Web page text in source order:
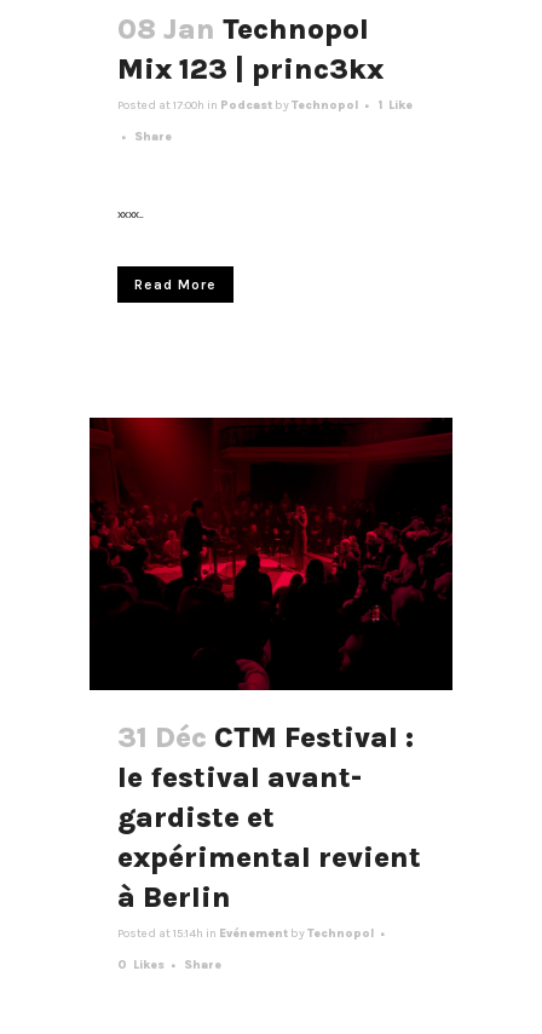
08 Jan Technopol
Mix 123 | princ3kx
Posted at 17:00h in Podcast byTechnopol 1 Like
Share
xxxx...
Read More
31 Déc CTM Festival :
le festival avant-
gardiste et
expérimental revient
à Berlin
Posted at 15:14h in Evénement byTechnopol
0 Likes Share